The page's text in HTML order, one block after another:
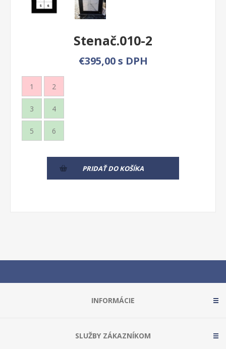
Stenač.010-2
€395,00 s DPH
1 2
3 4
5 6
PRIDAŤ DO KOŠÍKA
INFORMÁCIE
SLUŽBY ZÁKAZNÍKOM